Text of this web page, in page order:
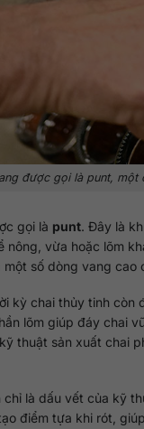
được gọi là punt,
gọi là punt. Đây là
vừa hoặc lõm
số dòng vang
kỳ chai thủy tinh
lõm giúp đáy chai
thuật sản xuất chai
là dấu vết của kỹ
điểm tựa khi rót,